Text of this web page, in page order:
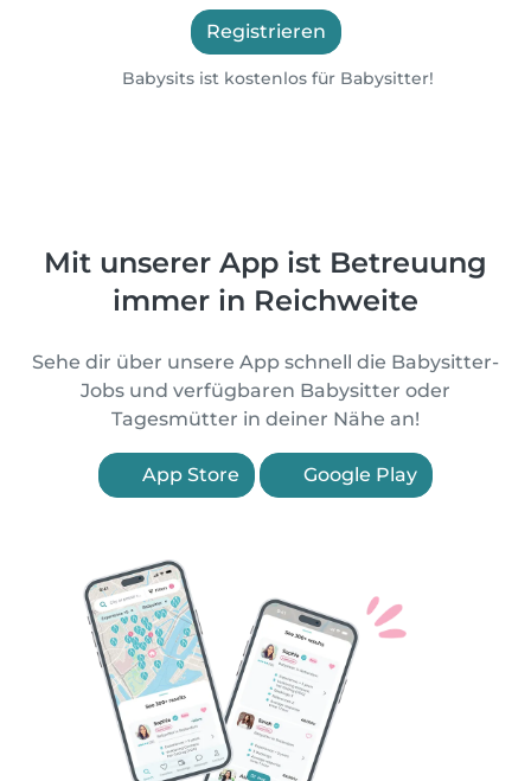
Registrieren
Babysits ist kostenlos für Babysitter!
Mit unserer App ist Betreuung
immer in Reichweite
Sehe dir über unsere App schnell die Babysitter-
Jobs und verfügbaren Babysitter oder
Tagesmütter in deiner Nähe an!
App Store Google Play